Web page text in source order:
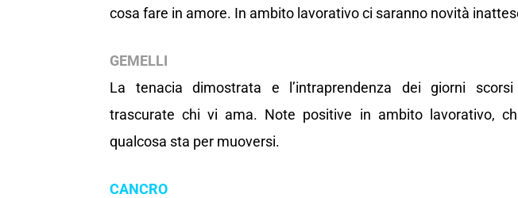
cosa fare in amore. In ambito lavorativo ci saranno novità
GEMELLI
La tenacia dimostrata e l’intraprendenza dei giorni
trascurate chi vi ama. Note positive in ambito lavorativo,
qualcosa sta per muoversi.
CANCRO